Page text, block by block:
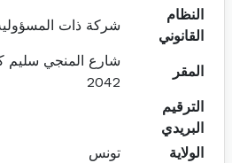
النظام
القانوني
شركة ذات
المقر
2042
الترقيم
البريدي
الولاية
تونس